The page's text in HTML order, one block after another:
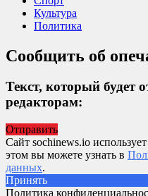
Культура
Политика
Сообщить об
Текст, который будет
редакторам:
Отправить
Сайт sochinews.io
этом вы можете узнать в
данных.
Принять
Политика